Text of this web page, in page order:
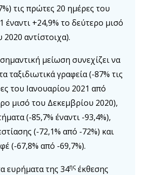
τις πρώτες 20 ημέρες του
έναντι +24,9% το δεύτερο μισό
αντίστοιχα).
μείωση συνεχίζει να
ταξιδιωτικά γραφεία (-87% τις
του Ιανουαρίου 2021 από
μισό του Δεκεμβρίου 2020),
(-85,7% έναντι -93,4%),
(-72,1% από -72%) και
(-67,8% από -69,7%).
ευρήματα της 34ης έκθεσης